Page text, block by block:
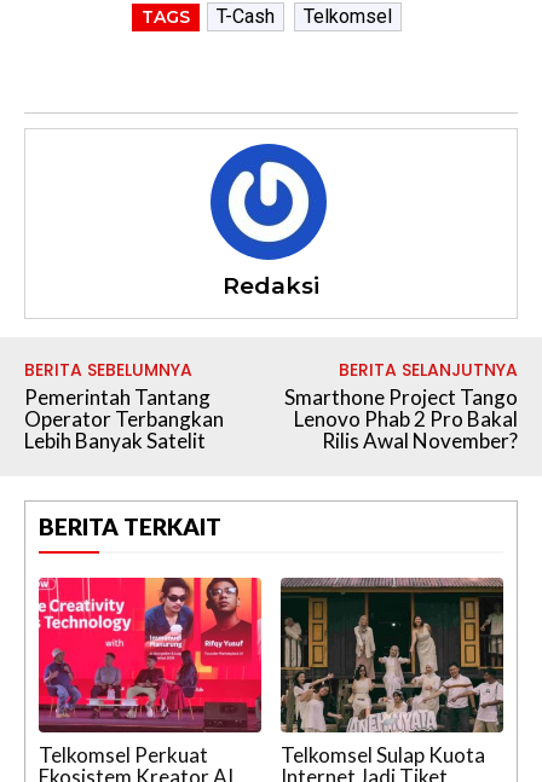
TAGS T-Cash Telkomsel
Redaksi
BERITA SEBELUMNYA
Pemerintah Tantang
Operator Terbangkan
Lebih Banyak Satelit
BERITA SELANJUTNYA
Smarthone Project Tango
Lenovo Phab 2 Pro Bakal
Rilis Awal November?
BERITA TERKAIT
Telkomsel Perkuat
Telkomsel Sulap Kuota